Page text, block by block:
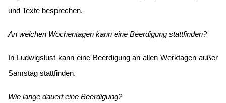
und Texte besprechen.
An welchen Wochentagen kann eine Beerdigung stattfinden?
In Ludwigslust kann eine Beerdigung an allen Werktagen außer
Samstag stattfinden.
Wie lange dauert eine Beerdigung?